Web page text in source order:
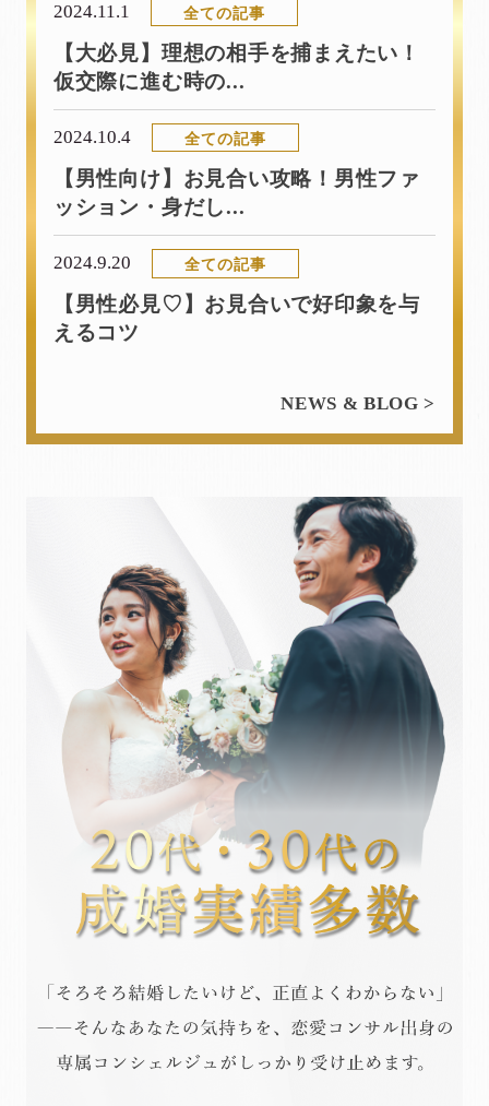
2024.11.1 全ての記事
【大必見】理想の相手を捕まえたい！
仮交際に進む時の...
2024.10.4 全ての記事
【男性向け】お見合い攻略！男性ファ
ッション・身だし...
2024.9.20 全ての記事
【男性必見♡】お見合いで好印象を与
えるコツ
NEWS & BLOG >